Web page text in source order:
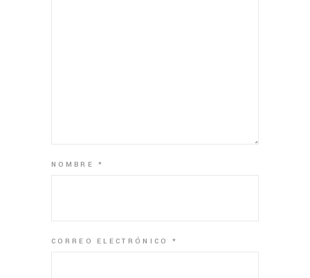
NOMBRE*
CORREO ELECTRÓNICO *